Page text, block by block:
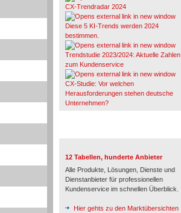
CX-Trendradar 2024
Diese 5 KI-Trends werden 2024
bestimmen.
Trendstudie 2023/2024: Aktuelle Zahlen
zum Kundenservice
CX-Studie: Vor welchen
Herausforderungen stehen deutsche
Unternehmen?
12 Tabellen, hunderte Anbieter
Alle Produkte, Lösungen, Dienste und
Dienstanbieter für professionellen
Kundenservice im schnellen Überblick.
Hier gehts zu den Marktübersichten